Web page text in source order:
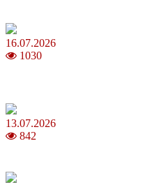
16.07.2026
1030
13.07.2026
842